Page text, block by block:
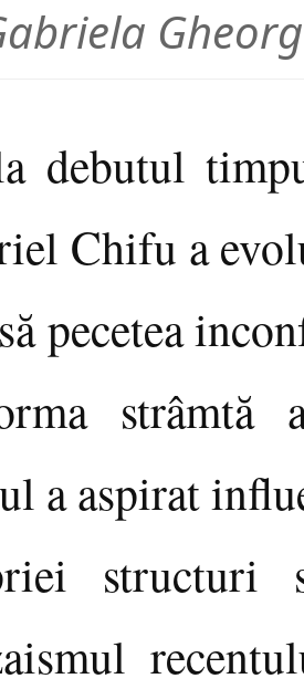
debutul
Chifu a
pecetea
strâmtă
a aspirat
structuri